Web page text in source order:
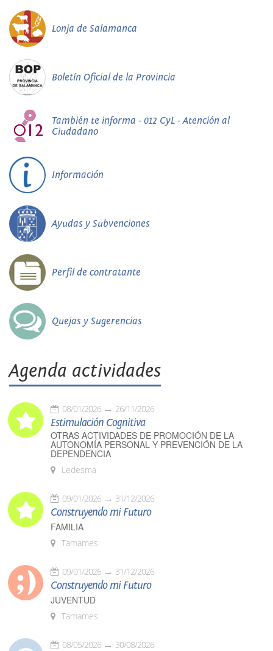
Lonja de Salamanca
Boletín Oficial de la Provincia
También te informa - 012 CyL - Atención al
Ciudadano
Información
Ayudas y Subvenciones
Perfil de contratante
Quejas y Sugerencias
Agenda actividades
08/01/2026 26/11/2026
Estimulación Cognitiva
OTRAS ACTIVIDADES DE PROMOCIÓN DE LA
AUTONOMÍA PERSONAL Y PREVENCIÓN DE LA
DEPENDENCIA
Ledesma
09/01/2026 31/12/2026
Construyendo mi Futuro
FAMILIA
Tamames
09/01/2026 31/12/2026
Construyendo mi Futuro
JUVENTUD
Tamames
08/05/2026 30/08/2026